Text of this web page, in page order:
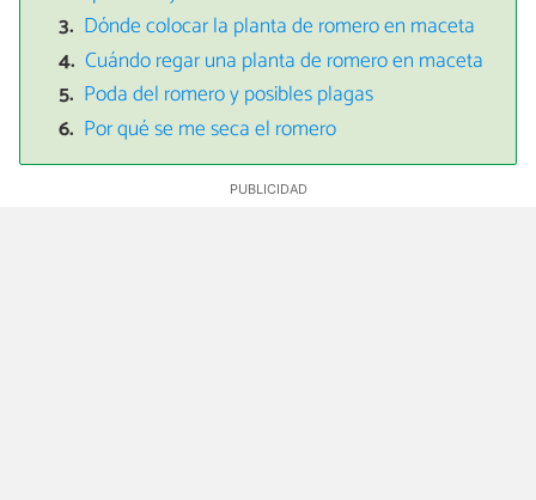
Dónde colocar la planta de romero en maceta
Cuándo regar una planta de romero en maceta
Poda del romero y posibles plagas
Por qué se me seca el romero